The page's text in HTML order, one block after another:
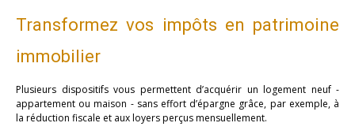
Transformez vos impôts en patrimoine
immobilier
Plusieurs dispositifs vous permettent d’acquérir un logement neuf -
appartement ou maison - sans effort d’épargne grâce, par exemple, à
la réduction fiscale et aux loyers perçus mensuellement.